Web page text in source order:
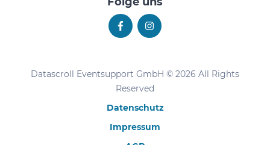
Datascroll Eventsupport GmbH © 2026 All Rights
Reserved
Datenschutz
Impressum